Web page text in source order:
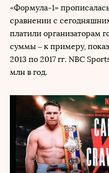
«Формула-1»
сравнении с
платили организаторам
суммы – к примеру,
2013 по 2017 гг. NBC
млн в год.